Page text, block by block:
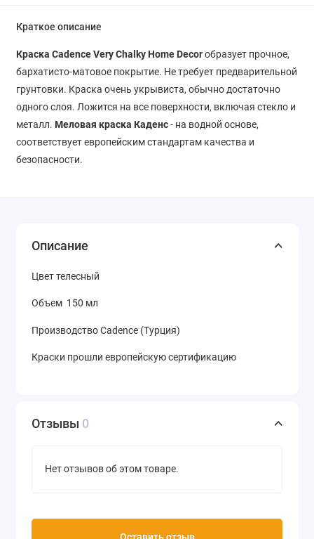
Краткое описание
Краска Cadence Very Chalky Home Decorобразует прочное,
бархатисто-матовое покрытие. Не требует предварительной
грунтовки. Краска очень укрывиста, обычно достаточно
одного слоя. Ложится на все поверхности, включая стекло и
металл. Меловая краска Каденс- на водной основе,
соответствует европейским стандартам качества и
безопасности.
Описание
Цвет телесный
Объем 150 мл
Производство Cadence (Турция)
Краски прошли европейскую сертификацию
Отзывы 0
Нет отзывов об этом товаре.